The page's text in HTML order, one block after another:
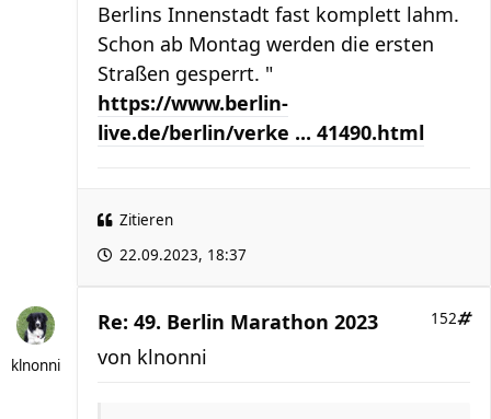
Berlins Innenstadt fast komplett lahm.
Schon ab Montag werden die ersten
Straßen gesperrt. "
https://www.berlin-
live.de/berlin/verke ... 41490.html
Zitieren
22.09.2023, 18:37
klnonni
Re: 49. Berlin Marathon 2023 152
von klnonni